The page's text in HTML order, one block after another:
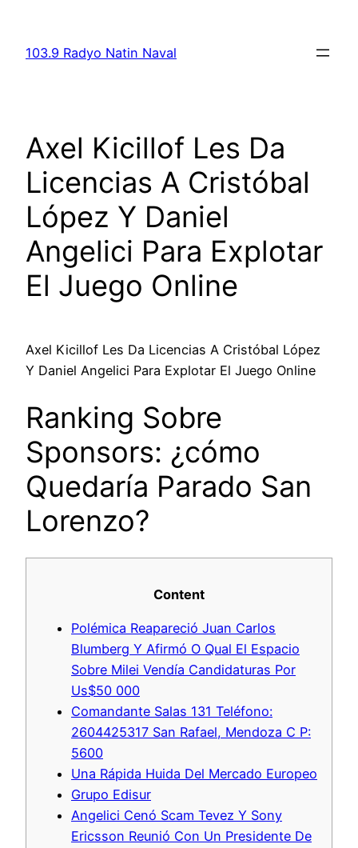
content
103.9 Radyo Natin Naval
Axel Kicillof Les Da
Licencias A Cristóbal
López Y Daniel
Angelici Para Explotar
El Juego Online
Axel Kicillof Les Da Licencias A Cristóbal López
Y Daniel Angelici Para Explotar El Juego Online
Ranking Sobre
Sponsors: ¿cómo
Quedaría Parado San
Lorenzo?
Content
Polémica Reapareció Juan Carlos
Blumberg Y Afirmó O Qual El Espacio
Sobre Milei Vendía Candidaturas Por
Us$50 000
Comandante Salas 131 Teléfono:
2604425317 San Rafael, Mendoza C P:
5600
Una Rápida Huida Del Mercado Europeo
Grupo Edisur
Angelici Cenó Scam Tevez Y Sony
Ericsson Reunió Con Un Presidente De